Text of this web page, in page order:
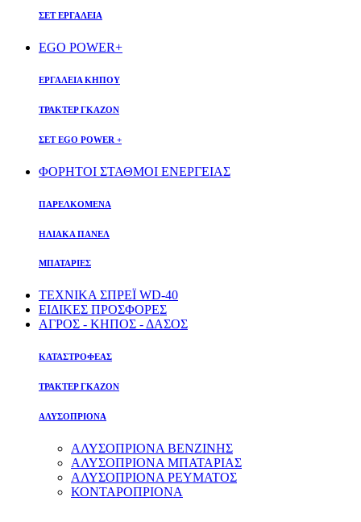
ΣΕΤ ΕΡΓΑΛΕΙΑ
EGO POWER+
ΕΡΓΑΛΕΙΑ ΚΗΠΟΥ
ΤΡΑΚΤΕΡ ΓΚΑΖΟΝ
ΣΕΤ EGO POWER +
ΦΟΡΗΤΟΙ ΣΤΑΘΜΟΙ ΕΝΕΡΓΕΙΑΣ
ΠΑΡΕΛΚΟΜΕΝΑ
ΗΛΙΑΚΑ ΠΑΝΕΛ
ΜΠΑΤΑΡΙΕΣ
ΤΕΧΝΙΚΑ ΣΠΡΕΪ WD-40
ΕΙΔΙΚΕΣ ΠΡΟΣΦΟΡΕΣ
ΑΓΡΟΣ - ΚΗΠΟΣ - ΔΑΣΟΣ
ΚΑΤΑΣΤΡΟΦΕΑΣ
ΤΡΑΚΤΕΡ ΓΚΑΖΟΝ
ΑΛΥΣΟΠΡΙΟΝΑ
ΑΛΥΣΟΠΡΙΟΝΑ ΒΕΝΖΙΝΗΣ
ΑΛΥΣΟΠΡΙΟΝΑ ΜΠΑΤΑΡΙΑΣ
ΑΛΥΣΟΠΡΙΟΝΑ ΡΕΥΜΑΤΟΣ
ΚΟΝΤΑΡΟΠΡΙΟΝΑ